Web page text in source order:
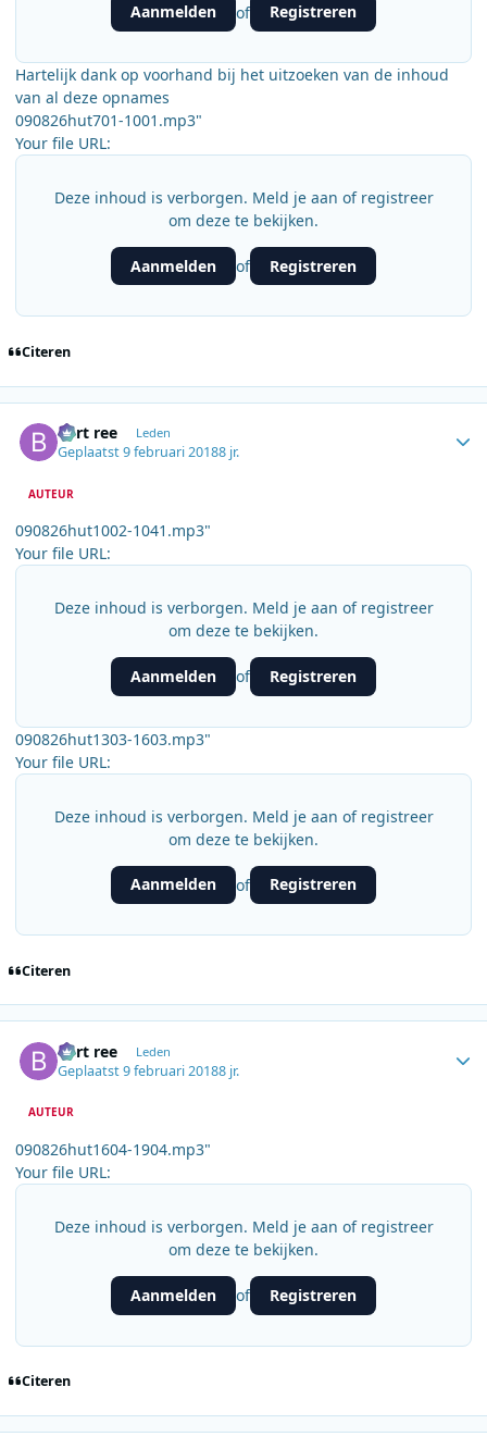
Aanmelden of Registreren
Hartelijk dank op voorhand bij het uitzoeken van de inhoud
van al deze opnames
090826hut701-1001.mp3"
Your file URL:
Deze inhoud is verborgen. Meld je aan of registreer
om deze te bekijken.
Aanmelden of Registreren
Citeren
bert ree Leden
Geplaatst9 februari 20188 jr.
AUTEUR
090826hut1002-1041.mp3"
Your file URL:
Deze inhoud is verborgen. Meld je aan of registreer
om deze te bekijken.
Aanmelden of Registreren
090826hut1303-1603.mp3"
Your file URL:
Deze inhoud is verborgen. Meld je aan of registreer
om deze te bekijken.
Aanmelden of Registreren
Citeren
bert ree Leden
Geplaatst9 februari 20188 jr.
AUTEUR
090826hut1604-1904.mp3"
Your file URL:
Deze inhoud is verborgen. Meld je aan of registreer
om deze te bekijken.
Aanmelden of Registreren
Citeren